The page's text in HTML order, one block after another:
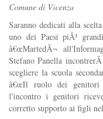
Comune di Vicenza
Saranno dedicati alla
uno dei Paesi piÃ¹
â€œMartedÃ¬
Stefano Panella
scegliere la scuola
â€œIl ruolo dei genitori
l'incontro i genitori
corretto supporto ai figli